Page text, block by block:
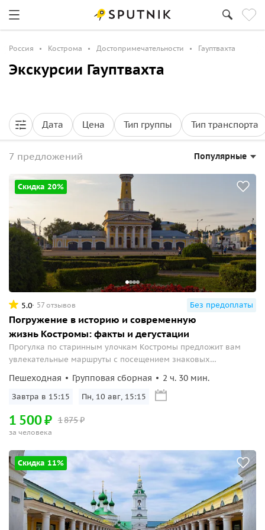
Россия Кострома Достопримечательности Гауптвахта
Экскурсии Гауптвахта
Дата Цена Тип группы Тип транспорта
7 предложений Популярные
Скидка 20%
5.0 57 отзывов Без предоплаты
Погружение в историю и современную
жизнь Костромы: факты и дегустации
Прогулка по старинным улочкам Костромы предложит вам
увлекательные маршруты с посещением знаковых
возможностью попробовать костромской сыр и чай.
Пешеходная Групповая сборная 2 ч. 30 мин.
Завтра в 15:15 Пн, 10 авг, 15:15
1875₽
1 500₽
за человека
Скидка 11%